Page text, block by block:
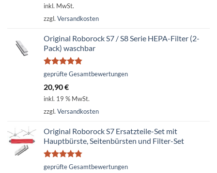
inkl. MwSt.
zzgl. Versandkosten
Original Roborock S7 / S8 Serie HEPA-Filter (2-
Pack) waschbar
Bewertet
von 5
geprüfte Gesamtbewertungen
20,90€
inkl. 19 % MwSt.
zzgl. Versandkosten
Original Roborock S7 Ersatzteile-Set mit
Hauptbürste, Seitenbürsten und Filter-Set
Bewertet
geprüfte Gesamtbewertungen